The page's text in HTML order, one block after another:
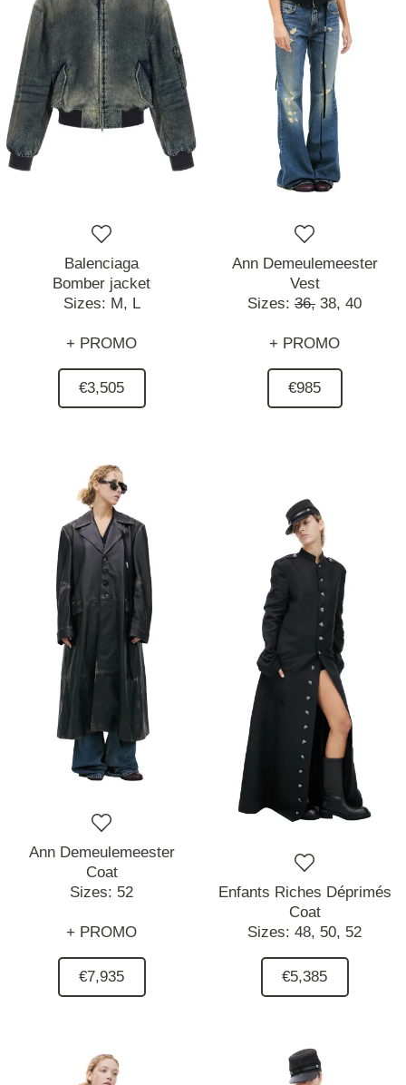
Balenciaga
Bomber jacket
Sizes: M, L
+ PROMO
€3,505
Ann Demeulemeester
Vest
Sizes: 36, 38, 40
+ PROMO
€985
Ann Demeulemeester
Coat
Sizes: 52
+ PROMO
€7,935
Enfants Riches Déprimés
Coat
Sizes: 48, 50, 52
€5,385